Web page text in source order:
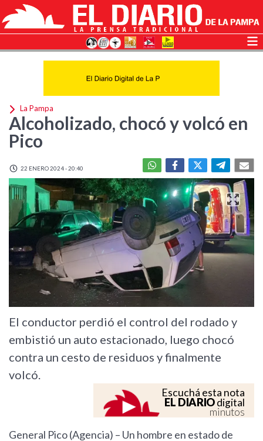
La Pampa
Alcoholizado, chocó y volcó en
Pico
22 ENERO 2024 - 20:40
El conductor perdió el control del rodado y
embistió un auto estacionado, luego chocó
contra un cesto de residuos y finalmente
volcó.
Escuchá esta nota
EL DIARIOdigital
minutos
General Pico (Agencia) – Un hombre en estado de